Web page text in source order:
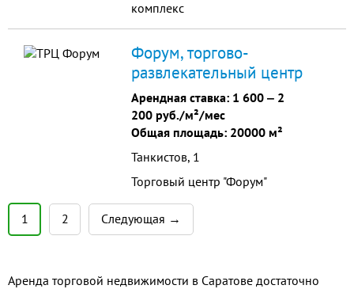
комплекс
Форум, торгово-
развлекательный центр
Арендная ставка: 1 600 ‒ 2
200 руб./м²/мес
Общая площадь: 20000 м²
Танкистов, 1
Торговый центр "Форум"
1 2 Следующая →
Аренда торговой недвижимости в Саратове достаточно